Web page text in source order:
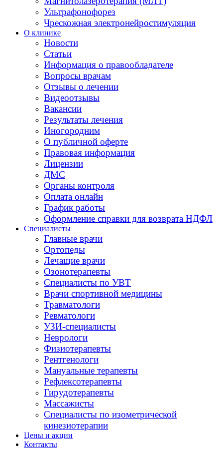
Ультрафонофорез
Чрескожная электронейростимуляция
О клинике
Новости
Статьи
Информация о правообладателе
Вопросы врачам
Отзывы о лечении
Видеоотзывы
Вакансии
Результаты лечения
Иногородним
О публичной оферте
Правовая информация
Лицензии
ДМС
Органы контроля
Оплата онлайн
График работы
Оформление справки для возврата НДФЛ
Специалисты
Главные врачи
Ортопеды
Лечащие врачи
Озонотерапевты
Специалисты по УВТ
Врачи спортивной медицины
Травматологи
Ревматологи
УЗИ-специалисты
Неврологи
Физиотерапевты
Рентгенологи
Мануальные терапевты
Рефлексотерапевты
Гирудотерапевты
Массажисты
Специалисты по изометрической
кинезиотерапии
Цены и акции
Контакты